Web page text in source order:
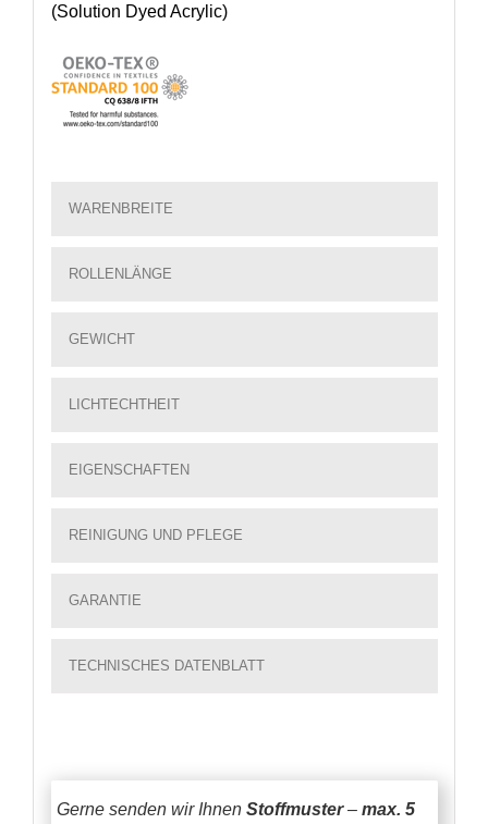
(Solution Dyed Acrylic)
WARENBREITE
ROLLENLÄNGE
GEWICHT
LICHTECHTHEIT
EIGENSCHAFTEN
REINIGUNG UND PFLEGE
GARANTIE
TECHNISCHES DATENBLATT
Gerne senden wir Ihnen Stoffmuster– max. 5